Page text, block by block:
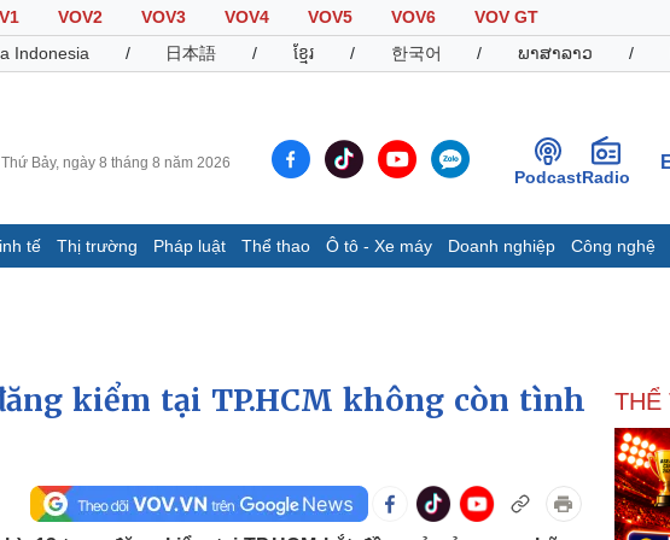
VOV2 VOV3 VOV4 VOV5 VOV6
VOV GT
Indonesia / 日本語 / ខ្មែរ / 한국어 / ພາສາລາວ /
Thứ Bảy, ngày 8 tháng 8 năm 2026
PodcastRadio
tế Thị trường Pháp luật Thể thao Ô tô - Xe máy Doanh nghiệp Công nghệ
Infographic
Thể thao
Bóng đá
Ô tô - Xe máy
Ô tô
Doanh nghiệp
Thông tin doanh
kiểm tại TP.HCM không còn tình
THỂ